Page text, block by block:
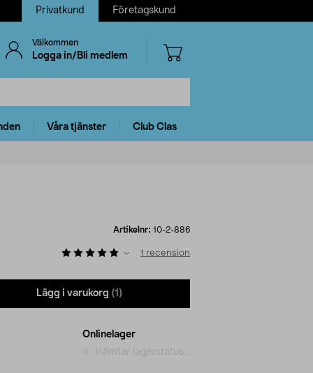
Privatkund Företagskund
Välkommen
Logga in/Bli medlem
Våra tjänster Club Clas
Artikelnr: 10-2-886
1 recension
Lägg i varukorg (1)
Onlinelager
Hämtar lagerstatus...